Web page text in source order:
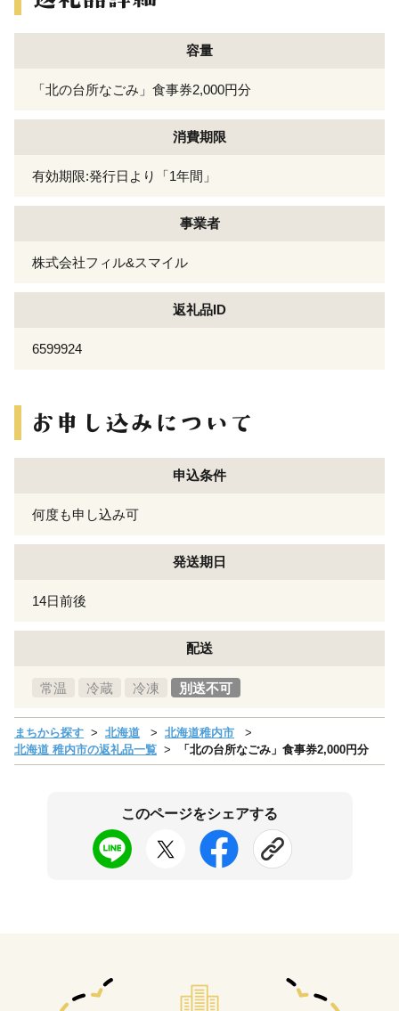
容量
「北の台所なごみ」食事券2,000円分
消費期限
有効期限:発行日より「1年間」
事業者
株式会社フィル&スマイル
返礼品ID
6599924
申込条件
何度も申し込み可
発送期日
14日前後
配送
常温 冷蔵 冷凍 別送不可
まちから探す 北海道
北海道稚内市
北海道 稚内市の返礼品一覧
「北の台所なごみ」食事券2,000円分
このページをシェアする